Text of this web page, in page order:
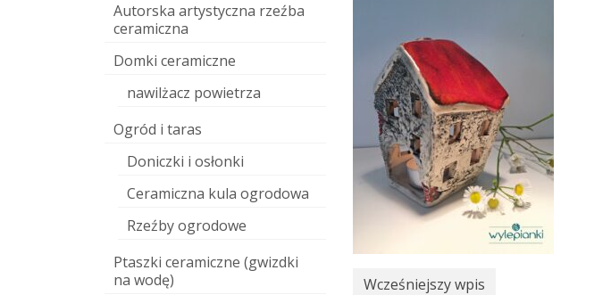
Wcześniejszy wpis
Autorska artystyczna rzeźba
ceramiczna
Domki ceramiczne
nawilżacz powietrza
Ogród i taras
Doniczki i osłonki
Ceramiczna kula ogrodowa
Rzeźby ogrodowe
Ptaszki ceramiczne (gwizdki
na wodę)